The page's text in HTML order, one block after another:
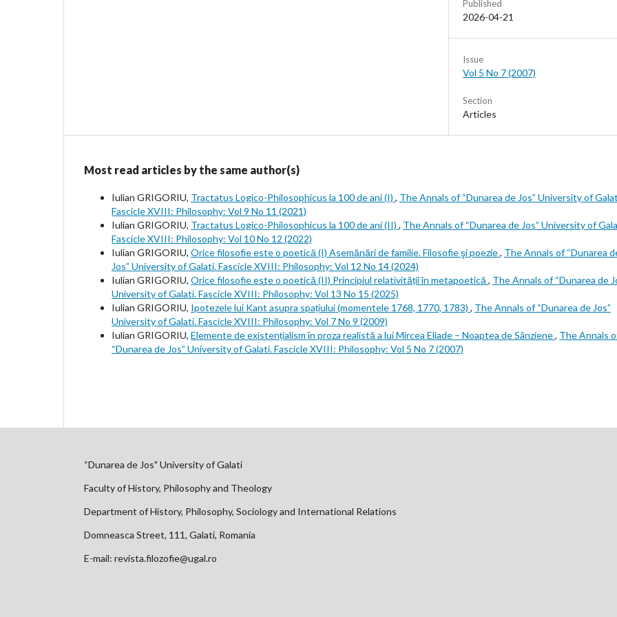
Published
2026-04-21
Issue
Vol 5 No 7 (2007)
Section
Articles
Most read articles by the same author(s)
Iulian GRIGORIU, Tractatus Logico-Philosophicus la 100 de ani (I) , The Annals of “Dunarea de Jos” University of
Fascicle XVIII: Philosophy: Vol 9 No 11 (2021)
Iulian GRIGORIU, Tractatus Logico-Philosophicus la 100 de ani (II) , The Annals of “Dunarea de Jos” University of
Fascicle XVIII: Philosophy: Vol 10 No 12 (2022)
Iulian GRIGORIU, Orice filosofie este o poetică (I) Asemănări de familie. Filosofie şi poezie, The Annals of “Dunarea
Jos” University of Galati. Fascicle XVIII: Philosophy: Vol 12 No 14 (2024)
Iulian GRIGORIU, Orice filosofie este o poetică (II) Principiul relativității în metapoetică, The Annals of “Dunarea de
University of Galati. Fascicle XVIII: Philosophy: Vol 13 No 15 (2025)
Iulian GRIGORIU, Ipotezele lui Kant asupra spațiului (momentele 1768, 1770, 1783) , The Annals of “Dunarea de Jos”
University of Galati. Fascicle XVIII: Philosophy: Vol 7 No 9 (2009)
Iulian GRIGORIU, Elemente de existențialism în proza realistă a lui Mircea Eliade – Noaptea de Sânziene, The Annals
“Dunarea de Jos” University of Galati. Fascicle XVIII: Philosophy: Vol 5 No 7 (2007)
“Dunarea de Jos" University of Galati
Faculty of History, Philosophy and Theology
Department of History, Philosophy, Sociology and International Relations
Domneasca Street, 111, Galati, Romania
E-mail: revista.filozofie@ugal.ro